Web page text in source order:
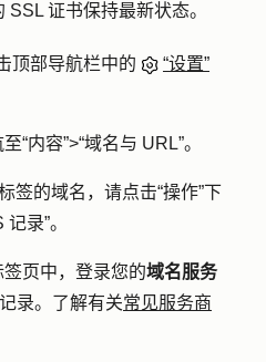
证书保持最新状态。
顶部导航栏中的
“设置”
至“内容”>“域名与 URL”。
签的域名，请点击“操作”下
记录”。
页中，登录您的域名服务
录。了解有关常见服务商